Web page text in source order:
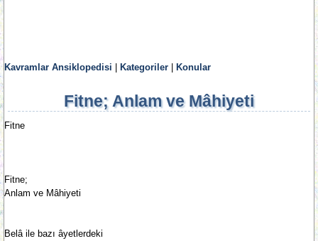
Kavramlar Ansiklopedisi Kategoriler Konular
Fitne; Anlam ve Mâhiyeti
Fitne
Fitne;
Anlam ve Mâhiyeti
Belâ ile bazı âyetlerdeki